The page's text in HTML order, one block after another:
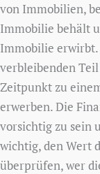
von Immobilien,
Immobilie behält
Immobilie erwirbt.
verbleibenden
Zeitpunkt zu
erwerben. Die
vorsichtig zu sein
wichtig, den Wert
überprüfen, wer